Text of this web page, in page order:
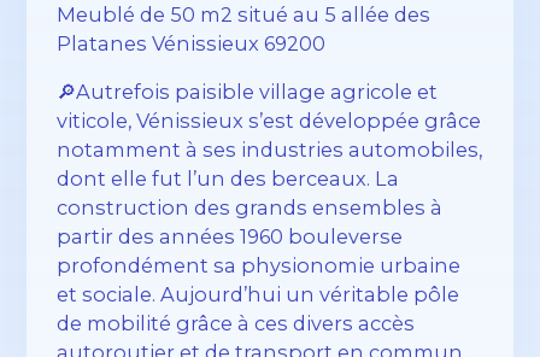
Meublé de 50 m2 situé au 5 allée des
Platanes Vénissieux 69200
🔎Autrefois paisible village agricole et
viticole, Vénissieux s’est développée grâce
notamment à ses industries automobiles,
dont elle fut l’un des berceaux. La
construction des grands ensembles à
partir des années 1960 bouleverse
profondément sa physionomie urbaine
et sociale. Aujourd’hui un véritable pôle
de mobilité grâce à ces divers accès